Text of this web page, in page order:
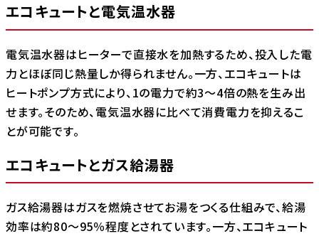
エコキュートと電気温水器
電気温水器はヒーターで直接水を加熱するため、投入した電
力とほぼ同じ熱量しか得られません。一方、エコキュートは
ヒートポンプ方式により、1の電力で約3～4倍の熱を生み出
せます。そのため、電気温水器に比べて消費電力を抑えるこ
とが可能です。
エコキュートとガス給湯器
ガス給湯器はガスを燃焼させてお湯をつくる仕組みで、給湯
効率は約80～95％程度とされています。一方、エコキュート